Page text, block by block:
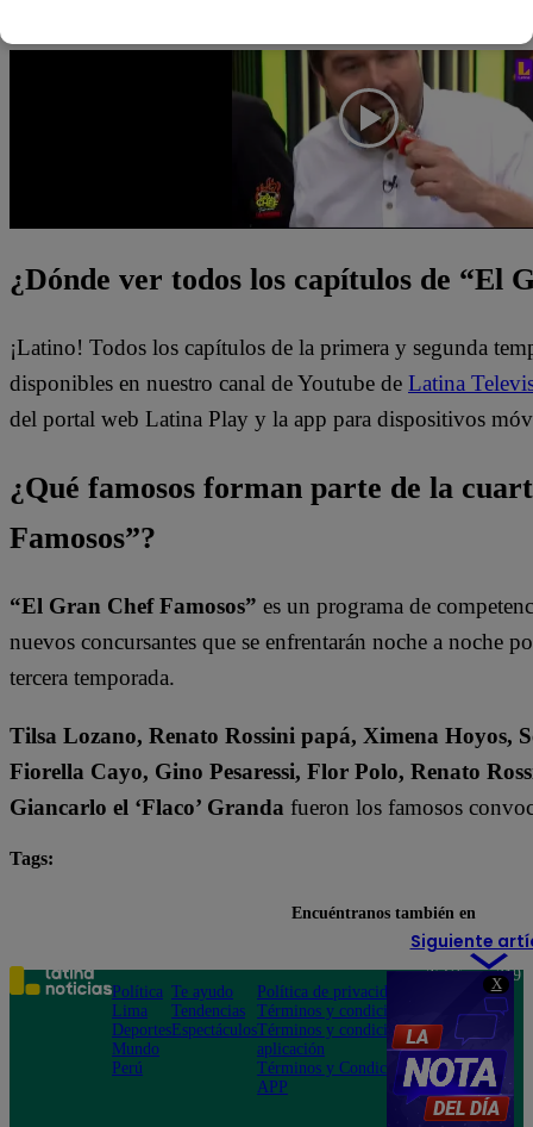
X
¿Dónde ver todos los capítulos de “El
¡Latino! Todos los capítulos de la primera y segunda
disponibles en nuestro canal de Youtube de Latina
del portal web Latina Play y la app para dispositivos
¿Qué famosos forman parte de la
Famosos”?
“El Gran Chef Famosos” es un programa de
nuevos concursantes que se enfrentarán noche a noche
tercera temporada.
Tilsa Lozano, Renato Rossini papá, Ximena Hoyos,
Fiorella Cayo, Gino Pesaressi, Flor Polo, Renato
Giancarlo el ‘Flaco’ Granda fueron los famosos
Tags:
Siguiente
Encuéntranos también en
Política
Lima
Deportes
Mundo
Perú
Te ayudo
Tendencias
Espectáculos
Política de privacidad
Términos y condiciones
Términos y condiciones
aplicación
Términos y Condiciones
APP
Teléfono: 219
Av. San
Felipe 968
Jesús María